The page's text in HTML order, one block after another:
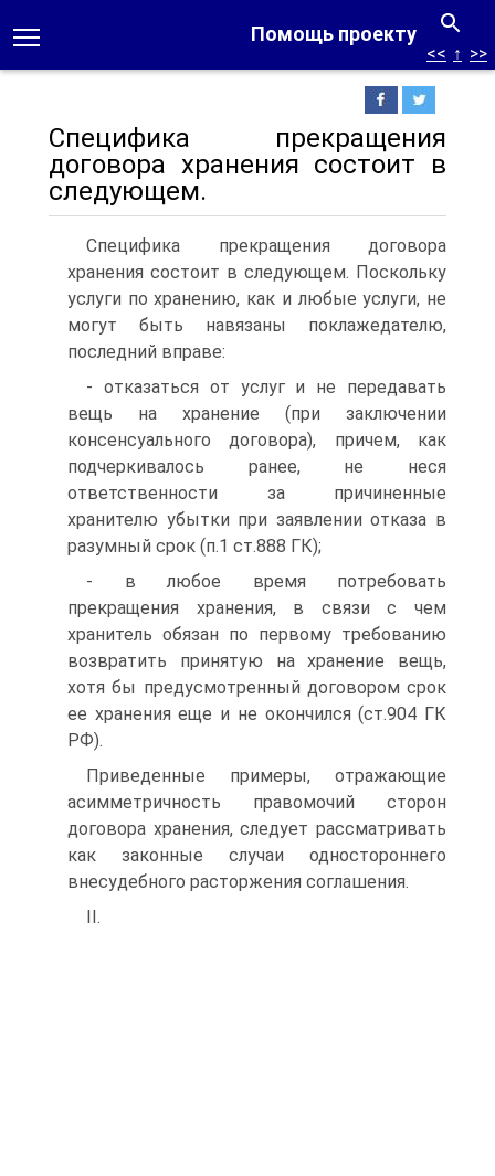
Помощь проекту
<< ↑ >>
Специфика прекращения
договора хранения состоит в
следующем.
Специфика прекращения договора
хранения состоит в следующем. Поскольку
услуги по хранению, как и любые услуги, не
могут быть навязаны поклажедателю,
последний вправе:
- отказаться от услуг и не передавать
вещь на хранение (при заключении
консенсуального договора), причем, как
подчеркивалось ранее, не неся
ответственности за причиненные
хранителю убытки при заявлении отказа в
разумный срок (п.1 ст.888 ГК);
- в любое время потребовать
прекращения хранения, в связи с чем
хранитель обязан по первому требованию
возвратить принятую на хранение вещь,
хотя бы предусмотренный договором срок
ее хранения еще и не окончился (ст.904 ГК
РФ).
Приведенные примеры, отражающие
асимметричность правомочий сторон
договора хранения, следует рассматривать
как законные случаи одностороннего
внесудебного расторжения соглашения.
II.